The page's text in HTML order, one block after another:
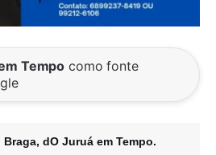
Tempo como fonte
Braga, dO Juruá em Tempo.